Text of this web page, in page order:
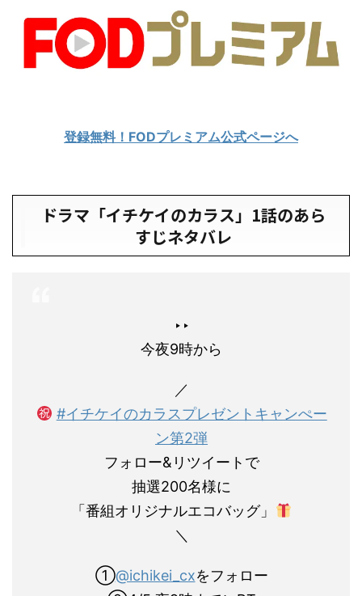
登録無料！FODプレミアム公式ページへ
ドラマ「イチケイのカラス」1話のあら
すじネタバレ
‣‣
今夜9時から
／
#イチケイのカラスプレゼントキャンぺー
ン第2弾
フォロー&リツイートで
抽選200名様に
「番組オリジナルエコバッグ」
＼
①@ichikei_cxをフォロー